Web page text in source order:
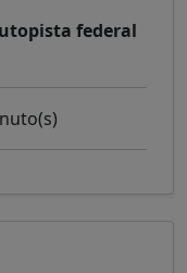
federal